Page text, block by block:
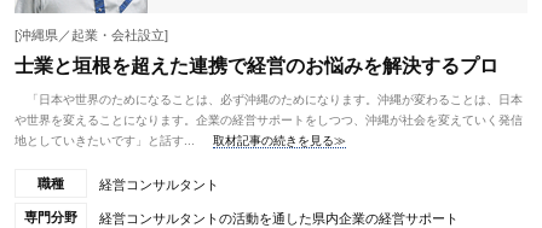
[沖縄県／起業・会社設立]
士業と垣根を超えた連携で経営のお悩みを解決するプロ
「日本や世界のためになることは、必ず沖縄のためになります。沖縄が変わることは、日本
や世界を変えることになります。企業の経営サポートをしつつ、沖縄が社会を変えていく発信
地としていきたいです」と話す...
取材記事の続きを見る≫
職種 経営コンサルタント
専門分野 経営コンサルタントの活動を通した県内企業の経営サポート